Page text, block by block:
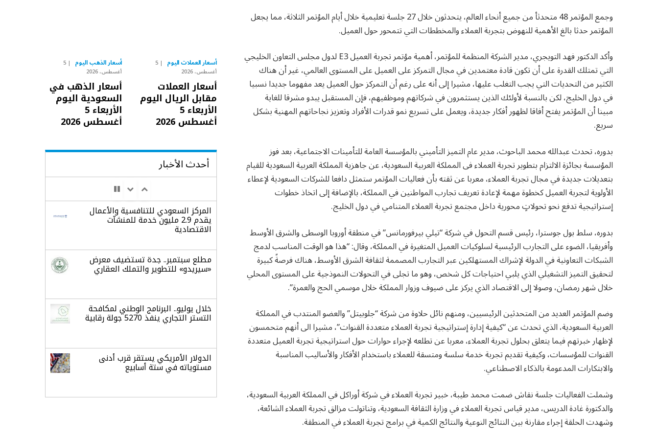
وجمع المؤتمر 48 متحدثأ من جميع أنحاء العالم، يتحدثون خلال 27 جلسة تعليمية خلال أيام المؤتمر الثلاثة، مما يجعل
المؤتمر حدثا بالغ الأهمية للنهوض بتجربة العملاء والمخططات التي تتمحور حول العميل.
وأكد الدكتور فهد التويجري، مدير الشركة المنظمة للمؤتمر، أهمية مؤتمر تجربة العميل E3 لدول مجلس التعاون الخليجي
التي تمتلك القدرة على أن تكون قادة معتمدين في مجال التمركز على العميل على المستوى العالمي، غير أن هناك
الكثير من التحديات التي يجب التغلب عليها، مشيرا إلى أنه على رغم أن التمركز حول العميل يعد مفهوما جديدا نسبيا
في دول الخليج، لكن بالنسبة لأولئك الذين يستثمرون في شركاتهم وموظفيهم، فإن المستقبل يبدو مشرقا للغاية
مبينا أن المؤتمر يفتح أفاقا لظهور أفكار جديدة، ويعمل على تسريع نمو قدرات الأفراد وتعزيز نجاحاتهم المهنية بشكل
سريع.
بدوره، تحدث عبدالله محمد الباحوث، مدير عام التميز التأميني بالمؤسسة العامة للتأمينات الاجتماعية، بعد فوز
المؤسسة بجائزة الالتزام بتطوير تجربة العملاء فى المملكة العربية السعودية، عن جاهزية المملكة العربية السعودية للقيام
بتعديلات جديدة في مجال تجربة العملاء، معربا عن ثقته بأن فعاليات المؤتمر ستمثل دافعا للشركات السعودية لإعطاء
الأولوية لتجربة العميل كخطوة مهمة لإعادة تعريف تجارب المواطنين في المملكة، بالإضافة إلى اتخاذ خطوات
إستراتيجية تدفع نحو تحولاتٍ محورية داخل مجتمع تجربة العملاء المتنامي في دول الخليج.
بدوره، سلط بول جوسترا، رئيس قسم التحول في شركة “تيلي بيرفورمانس” في منطقة أوروبا الوسطى والشرق الأوسط
وأفريقيا، الضوء على التجارب الرئيسية لسلوكيات العميل المتغيرة في المملكة، وقال: “هذا هو الوقت المناسب لدمج
الشبكات التعاونية في الدولة لإشراك المستهلكين عبر التجارب المصممة لثقافة الشرق الأوسط، هناك فرصةً كبيرة
لتحقيق التميز التشغيلي الذي يلبي احتياجات كل شخص، وهو ما تجلى في التحولات النموذجية على المستوى المحلي
خلال شهر رمضان، وصولا إلى الاقتصاد الذي يركز على ضيوف وزوار المملكة خلال موسمي الحج والعمرة”.
وضم المؤتمر العديد من المتحدثين الرئيسيين، ومنهم نائل حلاوة من شركة “جلوبيتل” والعضو المنتدب في المملكة
العربية السعودية، الذي تحدث عن “كيفية إدارة إستراتيجية تجربة العملاء متعددة القنوات”، مشيرا الى أنهم متحمسون
لإظهار خبرتهم فيما يتعلق بحلول تجربة العملاء، معربا عن تطلعه لإجراء حوارات حول استراتيجية تجربة العميل متعددة
القنوات للمؤسسات، وكيفية تقديم تجربة خدمة سلسة ومتسقة للعملاء باستخدام الأفكار والأساليب المناسبة
والابتكارات المدعومة بالذكاء الاصطناعي.
وشملت الفعاليات جلسة نقاش ضمت محمد طيبة، خبير تجربة العملاء في شركة أوراكل في المملكة العربية السعودية،
والدكتورة غادة الدريس، مدير قياس تجربة العملاء في وزارة الثقافة السعودية، وتناتولت مزالق تجربة العملاء الشائعة،
وشهدت الحلقة إجراء مقارنة بين النتائج النوعية والنتائج الكمية في برامج تجربة العملاء في المنطقة.
أسعار العملات اليوم 5
أغسطس، 2026
أسعار العملات
مقابل الريال اليوم
الأربعاء 5
أغسطس 2026
أسعار الذهب اليوم 5
أغسطس، 2026
أسعار الذهب في
السعودية اليوم
الأربعاء 5
أغسطس 2026
أحدث الأخبار
المركز السعودي للتنافسية والأعمال
يقدم 2.9 مليون خدمة للمنشآت
الاقتصادية
مطلع سبتمبر.. جدة تستضيف معرض
«سيريدو» للتطوير والتملك العقاري
خلال يوليو.. البرنامج الوطني لمكافحة
التستر التجاري ينفذ 5270 جولة رقابية
الدولار الأمريكي يستقر قرب أدنى
مستوياته في ستة أسابيع